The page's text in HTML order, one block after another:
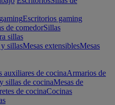
Escritorios gaming
de comedorSillas
sillas
sillasMesas extensiblesMesas
auxiliares de cocinaArmarios de
sillas de cocinaMesas de
de cocinaCocinas